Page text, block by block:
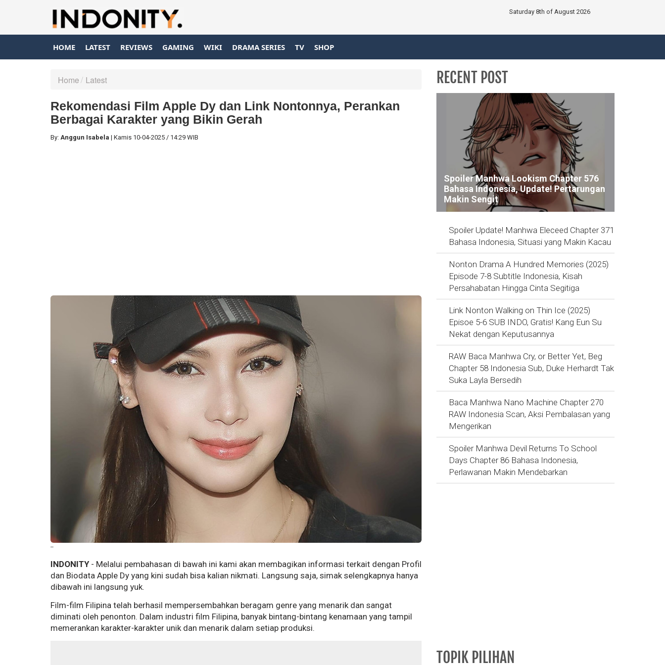
Saturday 8th of August 2026
HOME LATEST REVIEWS GAMING WIKI DRAMA SERIES TV SHOP
Home Latest
Rekomendasi Film Apple Dy dan Link Nontonnya, Perankan
Berbagai Karakter yang Bikin Gerah
By: Anggun Isabela | Kamis 10-04-2025 / 14:29 WIB
--
INDONITY- Melalui pembahasan di bawah ini kami akan membagikan informasi terkait dengan Profil
dan Biodata Apple Dy yang kini sudah bisa kalian nikmati. Langsung saja, simak selengkapnya hanya
dibawah ini langsung yuk.
Film-film Filipina telah berhasil mempersembahkan beragam genre yang menarik dan sangat
diminati oleh penonton. Dalam industri film Filipina, banyak bintang-bintang kenamaan yang tampil
memerankan karakter-karakter unik dan menarik dalam setiap produksi.
RECENT POST
Spoiler Manhwa Lookism Chapter 576
Bahasa Indonesia, Update! Pertarungan
Makin Sengit
Spoiler Update! Manhwa Eleceed Chapter 371
Bahasa Indonesia, Situasi yang Makin Kacau
Nonton Drama A Hundred Memories (2025)
Episode 7-8 Subtitle Indonesia, Kisah
Persahabatan Hingga Cinta Segitiga
Link Nonton Walking on Thin Ice (2025)
Episoe 5-6 SUB INDO, Gratis! Kang Eun Su
Nekat dengan Keputusannya
RAW Baca Manhwa Cry, or Better Yet, Beg
Chapter 58 Indonesia Sub, Duke Herhardt Tak
Suka Layla Bersedih
Baca Manhwa Nano Machine Chapter 270
RAW Indonesia Scan, Aksi Pembalasan yang
Mengerikan
Spoiler Manhwa Devil Returns To School
Days Chapter 86 Bahasa Indonesia,
Perlawanan Makin Mendebarkan
TOPIK PILIHAN